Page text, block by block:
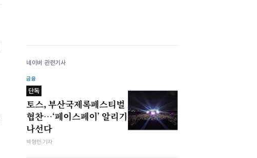
네이버 관련기사
금융
단독
토스, 부산국제록페스티벌
협찬…‘페이스페이’ 알리기
나선다
박형민 기자